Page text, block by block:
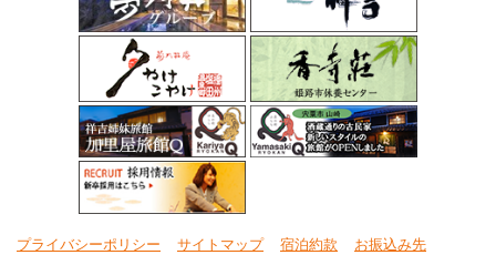
プライバシーポリシー サイトマップ 宿泊約款
お振込み先